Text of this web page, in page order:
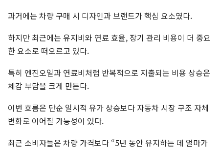
과거에는 차량 구매 시 디자인과 브랜드가 핵심 요소였다.
하지만 최근에는 유지비와 연료 효율, 장기 관리 비용이 더 중요
한 요소로 떠오르고 있다.
특히 엔진오일과 연료비처럼 반복적으로 지출되는 비용 상승은
체감 부담을 크게 만든다.
이번 흐름은 단순 일시적 유가 상승보다 자동차 시장 구조 자체
변화로 이어질 가능성이 있다.
최근 소비자들은 차량 가격보다 “5년 동안 유지하는 데 얼마가